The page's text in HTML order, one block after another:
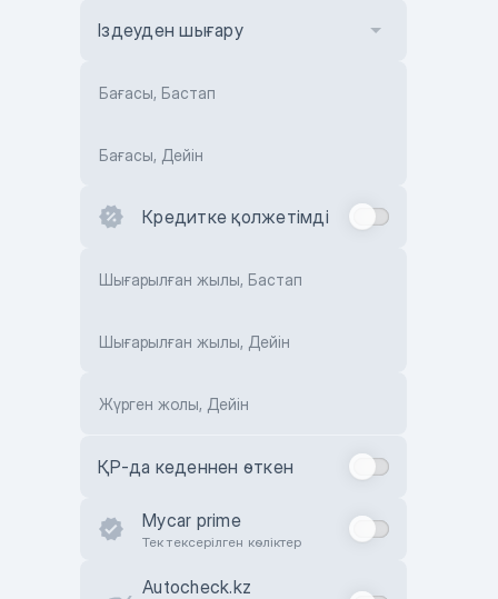
Іздеуден шығару
Бағасы, Бастап
Бағасы, Дейін
Кредитке қолжетімді
Шығарылған жылы, Бастап
Шығарылған жылы, Дейін
Жүрген жолы, Дейін
ҚР-да кеденнен өткен
Mycar prime
Тек тексерілген көліктер
Autocheck.kz